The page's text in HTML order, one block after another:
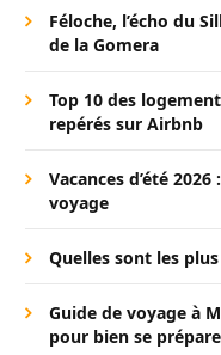
Féloche, l’écho du
de la Gomera
Top 10 des
repérés sur Airbnb
Vacances d’été
voyage
Quelles sont les
Guide de voyage à
pour bien se